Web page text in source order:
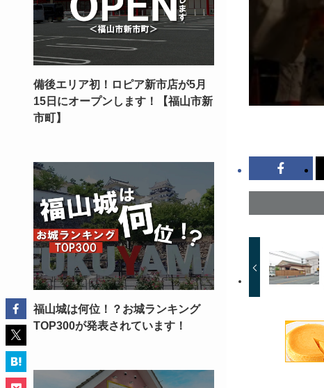
備後エリア初！ロピア新市店が5月
15日にオープンします！【福山市新
市町】
福山城は何位！？お城ランキング
TOP300が発表されています！